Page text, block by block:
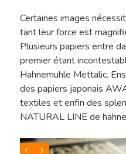
Hit enter to search or
Certaines images
tant leur force est
Plusieurs papiers entre
premier étant
Hahnemuhle Mettalic.
des papiers japonais
textiles et enfin des
NATURAL LINE de